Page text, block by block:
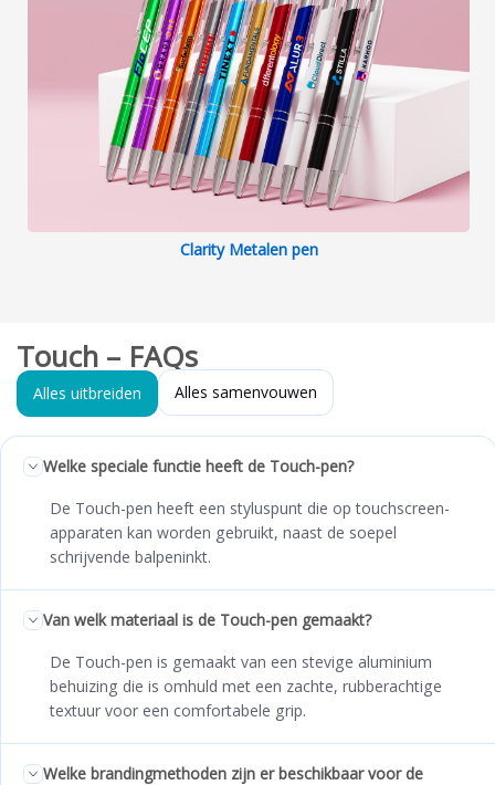
Clarity Metalen pen
Touch – FAQs
Alles uitbreiden Alles samenvouwen
Welke speciale functie heeft de Touch-pen?
De Touch-pen heeft een styluspunt die op touchscreen-
apparaten kan worden gebruikt, naast de soepel
schrijvende balpeninkt.
Van welk materiaal is de Touch-pen gemaakt?
De Touch-pen is gemaakt van een stevige aluminium
behuizing die is omhuld met een zachte, rubberachtige
textuur voor een comfortabele grip.
Welke brandingmethoden zijn er beschikbaar voor de